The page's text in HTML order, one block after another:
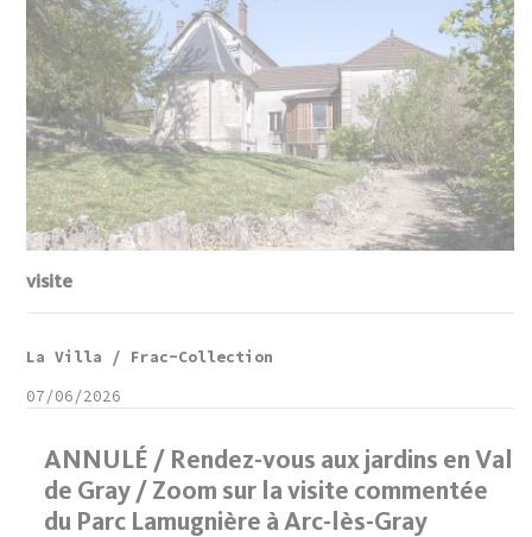
visite
ANNULÉ / Rendez-vous aux jardins en Val
de Gray / Zoom sur la visite commentée
du Parc Lamugnière à Arc-lès-Gray
La Villa / Frac-Collection
07/06/2026